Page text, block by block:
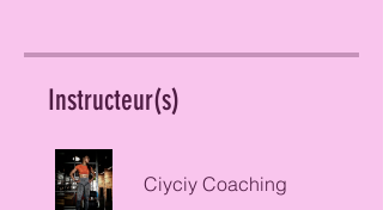
Instructeur(s)
Ciyciy Coaching